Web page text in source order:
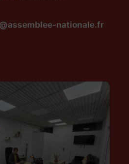
nationale.fr